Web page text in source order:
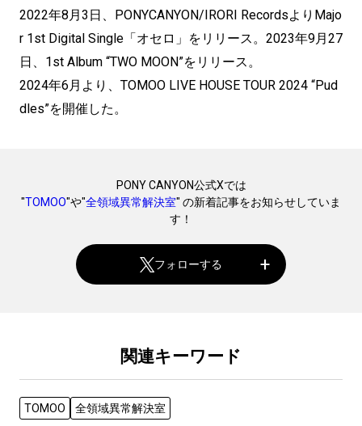
2022年8月3日、PONYCANYON/IRORI RecordsよりMajo
r 1st Digital Single「オセロ」をリリース。2023年9月27
日、1st Album “TWO MOON”をリリース。
2024年6月より、TOMOO LIVE HOUSE TOUR 2024 “Pud
dles”を開催した。
PONY CANYON公式Xでは
"TOMOO"や"全領域異常解決室" の新着記事をお知らせしていま
す！
フォローする
関連キーワード
TOMOO 全領域異常解決室